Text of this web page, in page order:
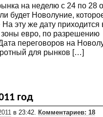
на неделю с 24 по 28
будет Новолуние,
На эту же дату приходится
зоны евро, по разрешению
переговоров на
для рынков […]
год
в 23:42. Комментариев: 18